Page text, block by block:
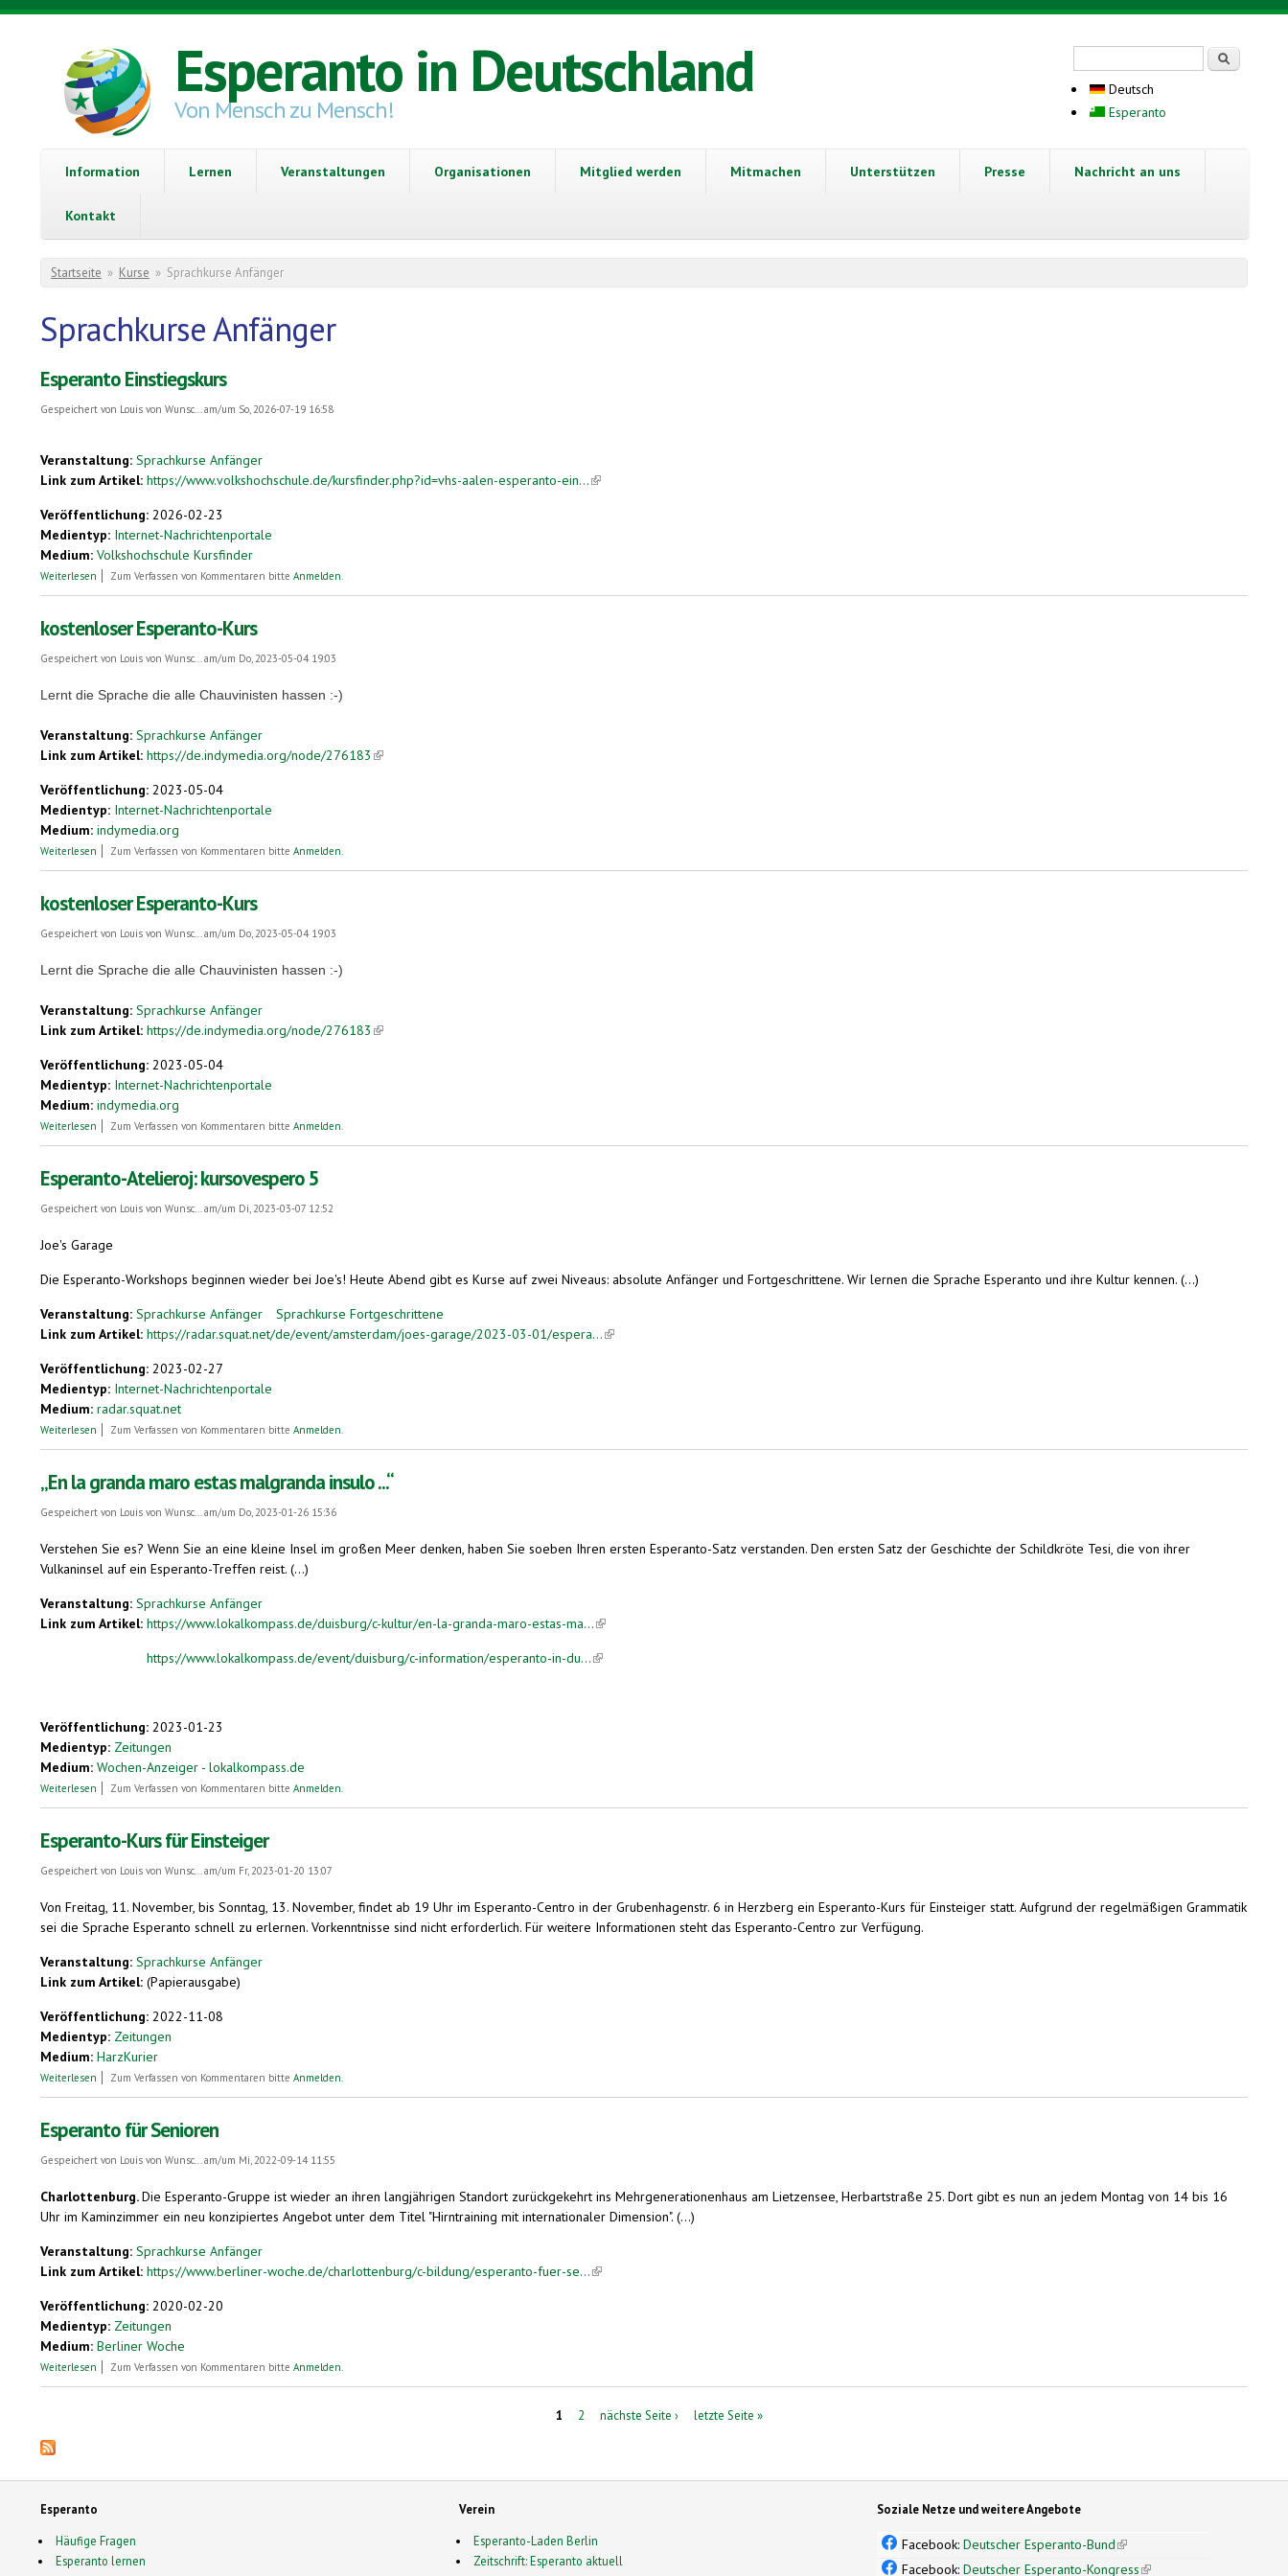
Direkt zum Inhalt
Esperanto in Deutschland
Von Mensch zu Mensch!
Deutsch
Esperanto
Information Lernen Veranstaltungen Organisationen Mitglied werden Mitmachen Unterstützen Presse Nachricht an uns
Kontakt
Sie sind hier
Startseite » Kurse » Sprachkurse Anfänger
Sprachkurse Anfänger
Esperanto Einstiegskurs
Gespeichert von Louis von Wunsc...am/um So, 2026-07-19 16:58
Veranstaltung: Sprachkurse Anfänger
Link zum Artikel: https://www.volkshochschule.de/kursfinder.php?id=vhs-aalen-esperanto-ein...(link is external)
Veröffentlichung: 2026-02-23
Medientyp: Internet-Nachrichtenportale
Medium: Volkshochschule Kursfinder
Weiterlesen über Esperanto Einstiegskurs
Zum Verfassen von Kommentaren bitte Anmelden.
kostenloser Esperanto-Kurs
Gespeichert von Louis von Wunsc...am/um Do, 2023-05-04 19:03
Lernt die Sprache die alle Chauvinisten hassen :-)
Veranstaltung: Sprachkurse Anfänger
Link zum Artikel: https://de.indymedia.org/node/276183 (link is external)
Veröffentlichung: 2023-05-04
Medientyp: Internet-Nachrichtenportale
Medium: indymedia.org
Weiterlesen über kostenloser Esperanto-Kurs
Zum Verfassen von Kommentaren bitte Anmelden.
kostenloser Esperanto-Kurs
Gespeichert von Louis von Wunsc...am/um Do, 2023-05-04 19:03
Lernt die Sprache die alle Chauvinisten hassen :-)
Veranstaltung: Sprachkurse Anfänger
Link zum Artikel: https://de.indymedia.org/node/276183 (link is external)
Veröffentlichung: 2023-05-04
Medientyp: Internet-Nachrichtenportale
Medium: indymedia.org
Weiterlesen über kostenloser Esperanto-Kurs
Zum Verfassen von Kommentaren bitte Anmelden.
Esperanto-Atelieroj: kursovespero 5
Gespeichert von Louis von Wunsc...am/um Di, 2023-03-07 12:52
Joe's Garage
Die Esperanto-Workshops beginnen wieder bei Joe's! Heute Abend gibt es Kurse auf zwei Niveaus: absolute Anfänger und Fortgeschrittene. Wir lernen die Sprache Esperanto und ihre Kultur kennen. (...)
Veranstaltung: Sprachkurse Anfänger
Sprachkurse Fortgeschrittene
Link zum Artikel: https://radar.squat.net/de/event/amsterdam/joes-garage/2023-03-01/espera...(link is external)
Veröffentlichung: 2023-02-27
Medientyp: Internet-Nachrichtenportale
Medium: radar.squat.net
Weiterlesen über Esperanto-Atelieroj: kursovespero 5
Zum Verfassen von Kommentaren bitte Anmelden.
„En la granda maro estas malgranda insulo ...“
Gespeichert von Louis von Wunsc...am/um Do, 2023-01-26 15:36
Verstehen Sie es? Wenn Sie an eine kleine Insel im großen Meer denken, haben Sie soeben Ihren ersten Esperanto-Satz verstanden. Den ersten Satz der Geschichte der Schildkröte Tesi, die von ihrer
Vulkaninsel auf ein Esperanto-Treffen reist. (...)
Veranstaltung: Sprachkurse Anfänger
Link zum Artikel: https://www.lokalkompass.de/duisburg/c-kultur/en-la-granda-maro-estas-ma...(link is external)
https://www.lokalkompass.de/event/duisburg/c-information/esperanto-in-du...(link is external)
Veröffentlichung: 2023-01-23
Medientyp: Zeitungen
Medium: Wochen-Anzeiger - lokalkompass.de
Weiterlesen über „En la granda maro estas malgranda insulo ...“
Zum Verfassen von Kommentaren bitte Anmelden.
Esperanto-Kurs für Einsteiger
Gespeichert von Louis von Wunsc...am/um Fr, 2023-01-20 13:07
Von Freitag, 11. November, bis Sonntag, 13. November, findet ab 19 Uhr im Esperanto-Centro in der Grubenhagenstr. 6 in Herzberg ein Esperanto-Kurs für Einsteiger statt. Aufgrund der regelmäßigen Grammatik
sei die Sprache Esperanto schnell zu erlernen. Vorkenntnisse sind nicht erforderlich. Für weitere Informationen steht das Esperanto-Centro zur Verfügung.
Veranstaltung: Sprachkurse Anfänger
Link zum Artikel: (Papierausgabe)
Veröffentlichung: 2022-11-08
Medientyp: Zeitungen
Medium: HarzKurier
Weiterlesen über Esperanto-Kurs für Einsteiger
Zum Verfassen von Kommentaren bitte Anmelden.
Esperanto für Senioren
Gespeichert von Louis von Wunsc...am/um Mi, 2022-09-14 11:55
Charlottenburg.Die Esperanto-Gruppe ist wieder an ihren langjährigen Standort zurückgekehrt ins Mehrgenerationenhaus am Lietzensee, Herbartstraße 25. Dort gibt es nun an jedem Montag von 14 bis 16
Uhr im Kaminzimmer ein neu konzipiertes Angebot unter dem Titel "Hirntraining mit internationaler Dimension". (...)
Veranstaltung: Sprachkurse Anfänger
Link zum Artikel: https://www.berliner-woche.de/charlottenburg/c-bildung/esperanto-fuer-se...(link is external)
Veröffentlichung: 2020-02-20
Medientyp: Zeitungen
Medium: Berliner Woche
Weiterlesen über Esperanto für Senioren
Zum Verfassen von Kommentaren bitte Anmelden.
1 2 nächste Seite › letzte Seite »
Esperanto
Häufige Fragen
Esperanto lernen
Verein
Esperanto-Laden Berlin
Zeitschrift: Esperanto aktuell
Soziale Netze und weitere Angebote
Facebook:Deutscher Esperanto-Bund(link is external)
Facebook:Deutscher Esperanto-Kongress(link is external)